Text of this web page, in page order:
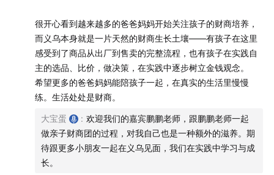
很开心看到越来越多的爸爸妈妈开始关注孩子的财商培养，
而义乌本身就是一片天然的财商生长土壤——有孩子在这里
感受到了商品从出厂到售卖的完整流程，也有孩子在实践自
主的选品、比价，做决策，在实践中逐步树立金钱观念。
希望更多的爸爸妈妈能陪孩子一起，在真实的生活里慢慢
练。生活处处是财商。
大宝蛋 : 欢迎我们的嘉宾鹏鹏老师，跟鹏鹏老师一起
做亲子财商团的过程，对我自己也是一种额外的滋养。期
待跟更多小朋友一起在义乌见面，我们在实践中学习与成
长。